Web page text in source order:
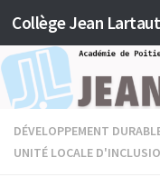
Skip to content
Collège Jean Lartaut
DÉVELOPPEMENT
UNITÉ LOCALE